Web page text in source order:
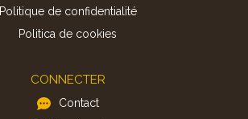
Politique de confidentialité
Politica de cookies
CONNECTER
Contact